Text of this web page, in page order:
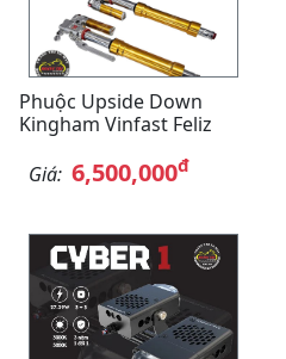
Phuộc Upside Down
Kingham Vinfast Feliz
Giá: 6,500,000đ